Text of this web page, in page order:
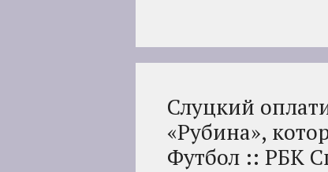
Слуцкий
«Рубина»,
Футбол :: РБК